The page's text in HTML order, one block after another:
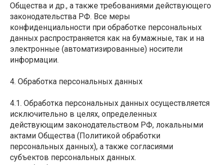
Общества и др., а также требованиями действующего
законодательства РФ. Все меры
конфиденциальности при обработке персональных
данных распространяется как на бумажные, так и на
электронные (автоматизированные) носители
информации.
4. Обработка персональных данных
4.1. Обработка персональных данных осуществляется
исключительно в целях, определенных
действующим законодательством РФ, локальными
актами Общества (Политикой обработки
персональных данных), а также согласиями
субъектов персональных данных.